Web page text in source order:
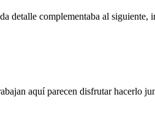
complementaba al siguiente,
aquí parecen disfrutar hacerlo